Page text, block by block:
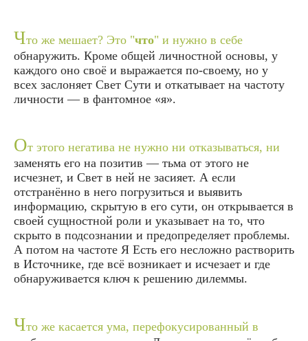
Что же мешает? Это "что" и нужно в себе
обнаружить. Кроме общей личностной основы, у
каждого оно своё и выражается по-своему, но у
всех заслоняет Свет Сути и откатывает на частоту
личности — в фантомное «я».
От этого негатива не нужно ни отказываться, ни
заменять его на позитив — тьма от этого не
исчезнет, и Свет в ней не засияет. А если
отстранённо в него погрузиться и выявить
информацию, скрытую в его сути, он открывается в
своей сущностной роли и указывает на то, что
скрыто в подсознании и предопределяет проблемы.
А потом на частоте Я Есть его несложно растворить
в Источнике, где всё возникает и исчезает и где
обнаруживается ключ к решению дилеммы.
Что же касается ума, перефокусированный в